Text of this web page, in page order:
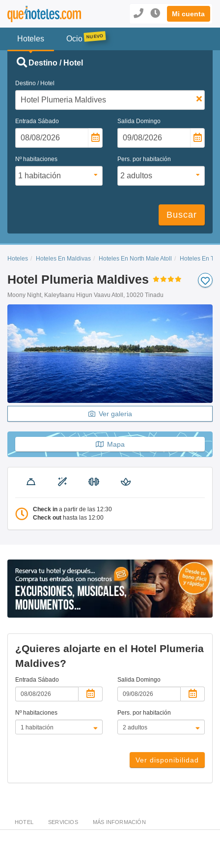
Mi cuenta
Hoteles Ocio
Destino / Hotel
Destino / Hotel
Entrada Sábado Salida Domingo
Nº habitaciones Pers. por habitación
Buscar
Hoteles Hoteles En Maldivas Hoteles En North Male Atoll Hoteles En
Hotel Plumeria Maldives
Moony Night, Kaleyfaanu Higun Vaavu Atoll, 10020 Tinadu
Ver galeria
Mapa
Check in a partir de las 12:30
Check out hasta las 12:00
¿Quieres alojarte en el Hotel Plumeria
Maldives?
Entrada Sábado Salida Domingo
Nº habitaciones Pers. por habitación
Ver disponibilidad
HOTEL SERVICIOS MÁS INFORMACIÓN